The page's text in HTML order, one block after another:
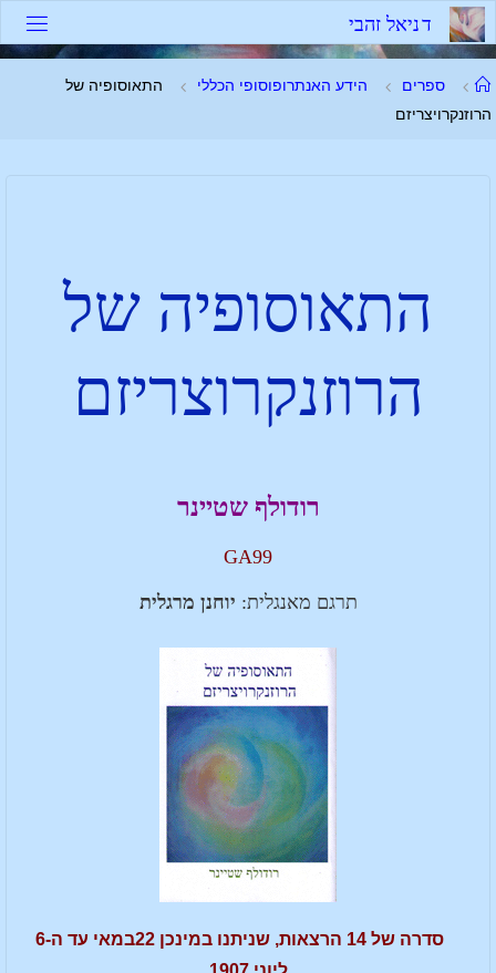
דניאל זהבי
ספרים הידע האנתרופוסופי הכללי
התאוסופיה של
הרוזנקרויצריזם
התאוסופיה של
הרוזנקרוצריזם
רודולף שטיינר
GA99
תרגם מאנגלית: יוחנן מרגלית
סדרה של 14 הרצאות, שניתנו במינכן 22במאי עד ה-6